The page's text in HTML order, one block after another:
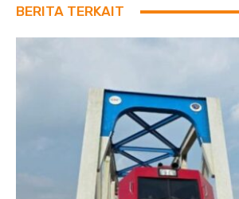
BERITA TERKAIT